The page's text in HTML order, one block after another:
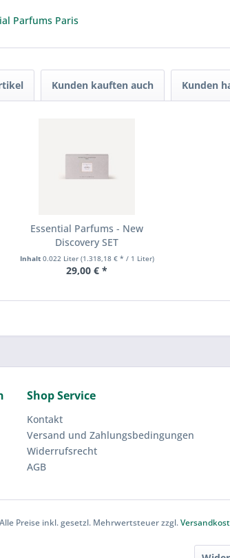
Parfums Paris
Kunden kauften auch Kunden
Essential Parfums - New
Discovery SET
Inhalt 0.022 Liter (1.318,18 € * / 1 Liter)
29,00 € *
Shop Service
Kontakt
Versand und Zahlungsbedingungen
Widerrufsrecht
AGB
Preise inkl. gesetzl. Mehrwertsteuer zzgl.